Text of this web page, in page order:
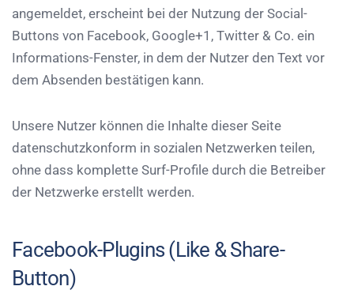
angemeldet, erscheint bei der Nutzung der Social-
Buttons von Facebook, Google+1, Twitter & Co. ein
Informations-Fenster, in dem der Nutzer den Text vor
dem Absenden bestätigen kann.
Unsere Nutzer können die Inhalte dieser Seite
datenschutzkonform in sozialen Netzwerken teilen,
ohne dass komplette Surf-Profile durch die Betreiber
der Netzwerke erstellt werden.
Facebook-Plugins (Like & Share-
Button)